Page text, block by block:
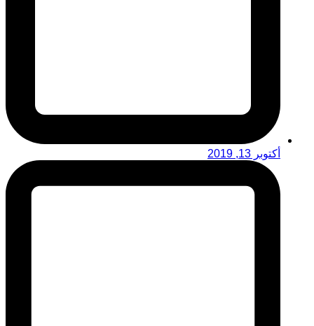
أكتوبر 13, 2019